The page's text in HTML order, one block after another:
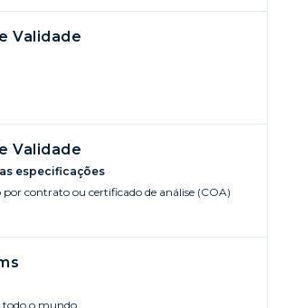
Validade
Validade
especificações
contrato ou certificado de análise (COA)
todo o mundo